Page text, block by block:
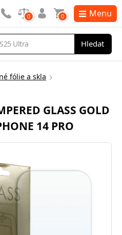
Hledat
0 0 Menu
fólie a skla
GLASS GOLD
14 PRO